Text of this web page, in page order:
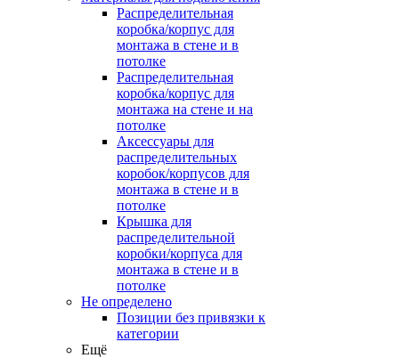
Распределительная
коробка/корпус для
монтажа в стене и в
потолке
Распределительная
коробка/корпус для
монтажа на стене и на
потолке
Аксессуары для
распределительных
коробок/корпусов для
монтажа в стене и в
потолке
Крышка для
распределительной
коробки/корпуса для
монтажа в стене и в
потолке
Не определено
Позиции без привязки к
категории
Ещё